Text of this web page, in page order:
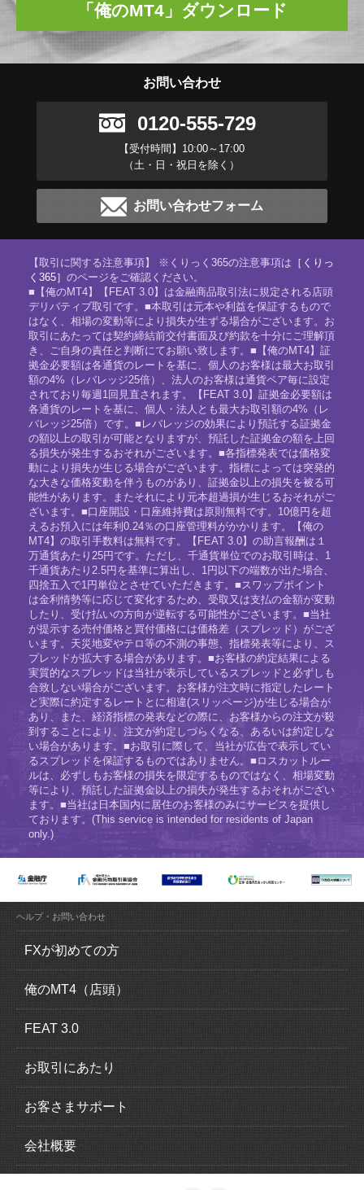
「俺のMT4」ダウンロード
お問い合わせ
0120-555-729
【受付時間】10:00～17:00
（土・日・祝日を除く）
お問い合わせフォーム
【取引に関する注意事項】 ※くりっく365の注意事項は ［くりっ
く365］ のページをご確認ください。
■【俺のMT4】【FEAT 3.0】は金融商品取引法に規定される店頭
デリバティブ取引です。■本取引は元本や利益を保証するもので
はなく、相場の変動等により損失が生ずる場合がございます。お
取引にあたっては契約締結前交付書面及び約款を十分にご理解頂
き、ご自身の責任と判断にてお願い致します。■【俺のMT4】証
拠金必要額は各通貨のレートを基に、個人のお客様は最大お取引
額の4%（レバレッジ25倍）、法人のお客様は通貨ペア毎に設定
されており毎週1回見直されます。【FEAT 3.0】証拠金必要額は
各通貨のレートを基に、個人・法人とも最大お取引額の4%（レ
バレッジ25倍）です。■レバレッジの効果により預託する証拠金
の額以上の取引が可能となりますが、預託した証拠金の額を上回
る損失が発生するおそれがございます。■各指標発表では価格変
動により損失が生じる場合がございます。指標によっては突発的
な大きな価格変動を伴うものがあり、証拠金以上の損失を被る可
能性があります。またそれにより元本超過損が生じるおそれがご
ざいます。■口座開設・口座維持費は原則無料です。10億円を超
えるお預入には年利0.24％の口座管理料がかかります。【俺の
MT4】の取引手数料は無料です。【FEAT 3.0】の助言報酬は１
万通貨あたり25円です。ただし、千通貨単位でのお取引時は、1
千通貨あたり2.5円を基準に算出し、1円以下の端数が出た場合、
四捨五入で1円単位とさせていただきます。■スワップポイント
は金利情勢等に応じて変化するため、受取又は支払の金額が変動
したり、受け払いの方向が逆転する可能性がございます。■当社
が提示する売付価格と買付価格には価格差（スプレッド）がござ
います。天災地変やテロ等の不測の事態、指標発表等により、ス
プレッドが拡大する場合があります。■お客様の約定結果による
実質的なスプレッドは当社が表示しているスプレッドと必ずしも
合致しない場合がございます。お客様が注文時に指定したレート
と実際に約定するレートとに相違(スリッページ)が生じる場合が
あり、また、経済指標の発表などの際に、お客様からの注文が殺
到することにより、注文が約定しづらくなる、あるいは約定しな
い場合があります。■お取引に際して、当社が広告で表示してい
るスプレッドを保証するものではありません。■ロスカットルー
ルは、必ずしもお客様の損失を限定するものではなく、相場変動
等により、預託した証拠金以上の損失が発生するおそれがござい
ます。■当社は日本国内に居住のお客様のみにサービスを提供し
ております。(This service is intended for residents of Japan
only.)
ヘルプ・お問い合わせ
FXが初めての方
FX（外国為替証拠金取引）とは？
FXの魅力とは？
ロスカットについて
追加証拠金について
スリッページについて
スワップポイントについて
俺のMT4（店頭）
俺のMT4（MetaTrader4）の特徴
取引概要
FEAT 3.0
FEAT 3.0の特徴
運用感覚ガイド
取引概要
お取引にあたり
口座開設の流れ
本人確認書類
お客さまサポート
入出金について
会社概要